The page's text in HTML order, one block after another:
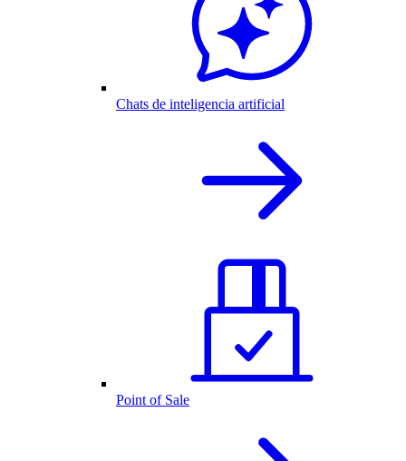
Chats de inteligencia artificial
Point of Sale